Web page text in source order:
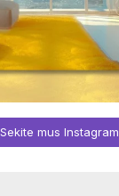
Sekite mus Instagram